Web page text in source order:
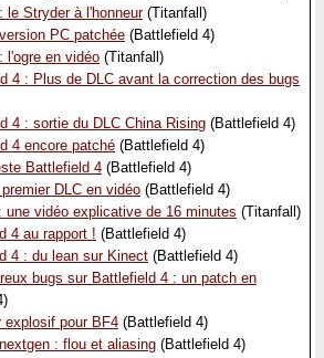
le Stryder à l'honneur(Titanfall)
PC patchée (Battlefield 4)
l'ogre en vidéo (Titanfall)
4 : Plus de DLC avant la correction des bugs
4 : sortie du DLC China Rising (Battlefield 4)
4 encore patché (Battlefield 4)
Battlefield 4 (Battlefield 4)
DLC en vidéo (Battlefield 4)
une vidéo explicative de 16 minutes (Titanfall)
4 au rapport ! (Battlefield 4)
4 : du lean sur Kinect (Battlefield 4)
bugs sur Battlefield 4 : un patch en
explosif pour BF4 (Battlefield 4)
: flou et aliasing (Battlefield 4)